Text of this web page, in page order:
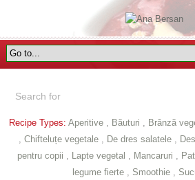
Recipe Types: Aperitive , Băuturi , Brânză
, Chifteluțe vegetale , De dres salatele ,
pentru copii , Lapte vegetal , Mancaruri ,
legume fierte, Smoothie,